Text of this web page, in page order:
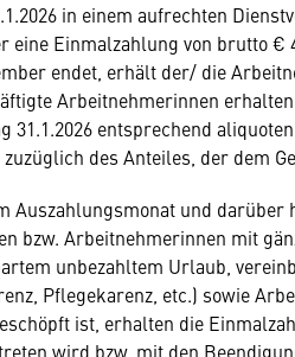
in einem aufrechten
eine Einmalzahlung von brutto €
endet, erhält der/ die
Arbeitnehmerinnen
31.1.2026 entsprechend
des Anteiles, der dem
Auszahlungsmonat und
bzw. Arbeitnehmerinnen mit
unbezahltem Urlaub,
Pflegekarenz, etc.) sowie
ist, erhalten die
wird bzw. mit den